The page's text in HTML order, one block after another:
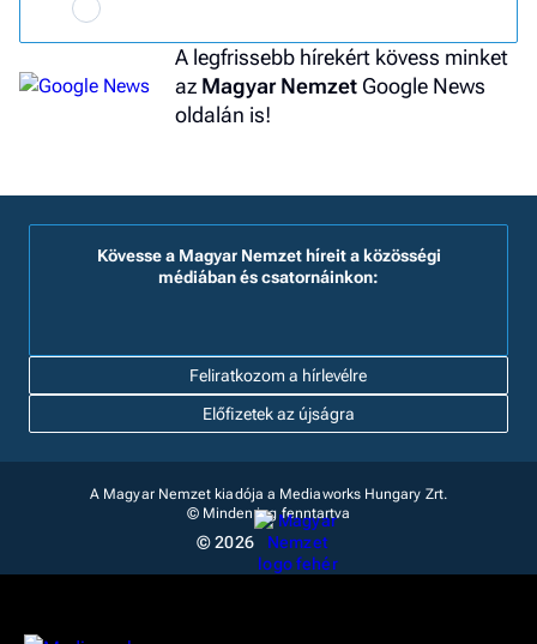
A legfrissebb hírekért kövess minket
az Magyar Nemzet Google News
oldalán is!
Feliratkozom a hírlevélre
Kövesse a Magyar Nemzet híreit a közösségi
médiában és csatornáinkon:
Előfizetek az újságra
A Magyar Nemzet kiadója a Mediaworks Hungary Zrt.
© Minden jog fenntartva
© 2026